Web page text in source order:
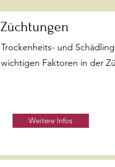
Züchtungen
Trockenheits- und
wichtigen Faktoren in der
Weitere Infos